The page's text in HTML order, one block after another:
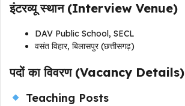
इंटरव्यू स्थान (Interview Venue)
DAV Public School, SECL
वसंत विहार, बिलासपुर (छत्तीसगढ़)
पदों का विवरण (Vacancy Details)
Teaching Posts